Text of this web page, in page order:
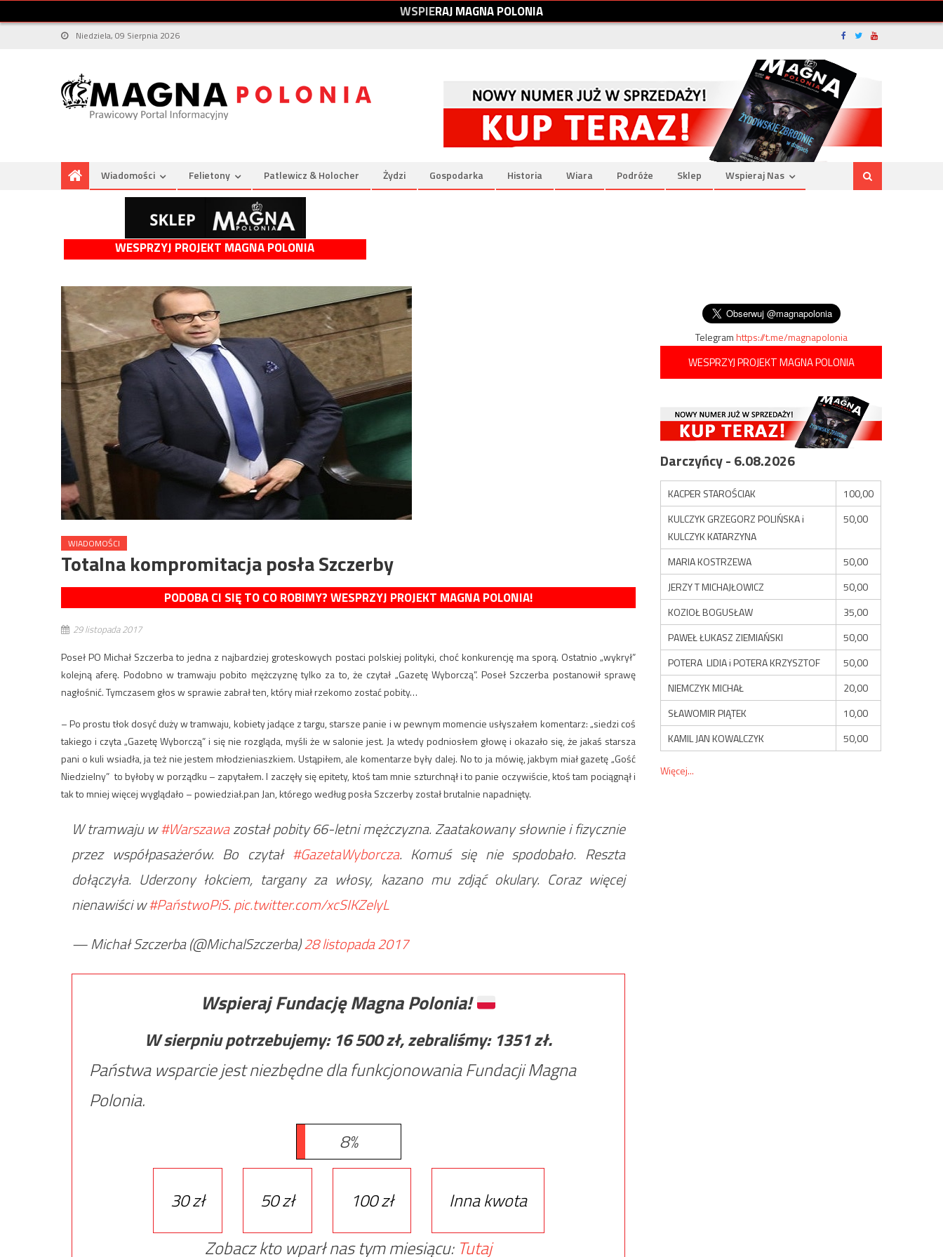
WSPIERAJMAGNAPOLONIA
Niedziela, 09 Sierpnia 2026
Wiadomości Felietony Patlewicz & Holocher Żydzi Gospodarka Historia Wiara Podróże Sklep Wspieraj Nas
WESPRZYJ PROJEKT MAGNA POLONIA
WIADOMOŚCI
Totalna kompromitacja posła Szczerby
PODOBA CI SIĘ TO CO ROBIMY? WESPRZYJ PROJEKT MAGNA POLONIA!
29 listopada 2017
Poseł PO Michał Szczerba to jedna z najbardziej groteskowych postaci polskiej polityki, choć konkurencję ma sporą. Ostatnio „wykrył”
kolejną aferę. Podobno w tramwaju pobito mężczyznę tylko za to, że czytał „Gazetę Wyborczą”. Poseł Szczerba postanowił sprawę
nagłośnić. Tymczasem głos w sprawie zabrał ten, który miał rzekomo zostać pobity…
– Po prostu tłok dosyć duży w tramwaju, kobiety jadące z targu, starsze panie i w pewnym momencie usłyszałem komentarz: „siedzi coś
takiego i czyta „Gazetę Wyborczą” i się nie rozgląda, myśli że w salonie jest. Ja wtedy podniosłem głowę i okazało się, że jakaś starsza
pani o kuli wsiadła, ja też nie jestem młodzieniaszkiem. Ustąpiłem, ale komentarze były dalej. No to ja mówię, jakbym miał gazetę „Gość
Niedzielny” to byłoby w porządku – zapytałem. I zaczęły się epitety, ktoś tam mnie szturchnął i to panie oczywiście, ktoś tam pociągnął i
tak to mniej więcej wyglądało – powiedział.pan Jan, którego według posła Szczerby został brutalnie napadnięty.
W tramwaju w#Warszawazostał pobity 66-letni mężczyzna. Zaatakowany słownie i fizycznie
przez współpasażerów. Bo czytał #GazetaWyborcza. Komuś się nie spodobało. Reszta
dołączyła. Uderzony łokciem, targany za włosy, kazano mu zdjąć okulary. Coraz więcej
nienawiści w#PaństwoPiS.pic.twitter.com/xcSIKZelyL
— Michał Szczerba (@MichalSzczerba)28 listopada 2017
Wspieraj Fundację Magna Polonia!
W sierpniu potrzebujemy: 16 500zł, zebraliśmy: 1351zł.
Państwa wsparcie jest niezbędne dla funkcjonowania Fundacji Magna
Polonia.
8%
30 zł 50 zł 100 zł
Inna kwota
Zobacz kto wparł nas tym miesiącu: Tutaj
Telegramhttps://t.me/magnapolonia
WESPRZYJ PROJEKT MAGNA POLONIA
Darczyńcy - 6.08.2026
KACPER STAROŚCIAK
100,00
KULCZYK GRZEGORZ POLIŃSKA i
KULCZYK KATARZYNA
50,00
MARIA KOSTRZEWA
50,00
JERZY T MICHAJŁOWICZ
50,00
KOZIOŁ BOGUSŁAW
35,00
PAWEŁ ŁUKASZ ZIEMIAŃSKI
50,00
POTERA LIDIA i POTERA KRZYSZTOF
50,00
NIEMCZYK MICHAŁ
20,00
SŁAWOMIR PIĄTEK
10,00
KAMIL JAN KOWALCZYK
50,00
Więcej...